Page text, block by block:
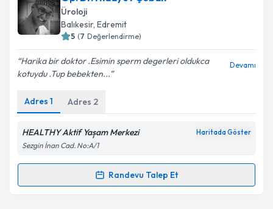
oluşturun. Size bu uzmandan randevu almanız için bir
takvim hazırlandığında e-posta ile bilgilendireceğiz.
Kişisel verilerimin işlenmesine ilişkin
Metni'ni okudum ve kişisel verilerimin belirtilen
kapsamda işlenmesini kabul ediyorum.
Takvim Talebini Gönder
Üroloji
Balıkesir, Edremit
5 (7 Değerlendirme)
Harika bir doktor .Esimin sperm degerleri oldukca
kotuydu .Tup bebekten...
Devamı
Adres 1 Adres 2
HEALTHY Aktif Yașam Merkezi Haritada Göster
Sezgin İnan Cad. No:A/1
Randevu Talep Et
Randevu Takvimi Talebi